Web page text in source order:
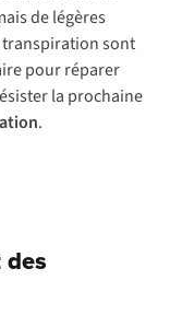
de légères
transpiration sont
pour réparer
la prochaine
.